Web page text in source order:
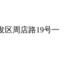
区周店路19号一